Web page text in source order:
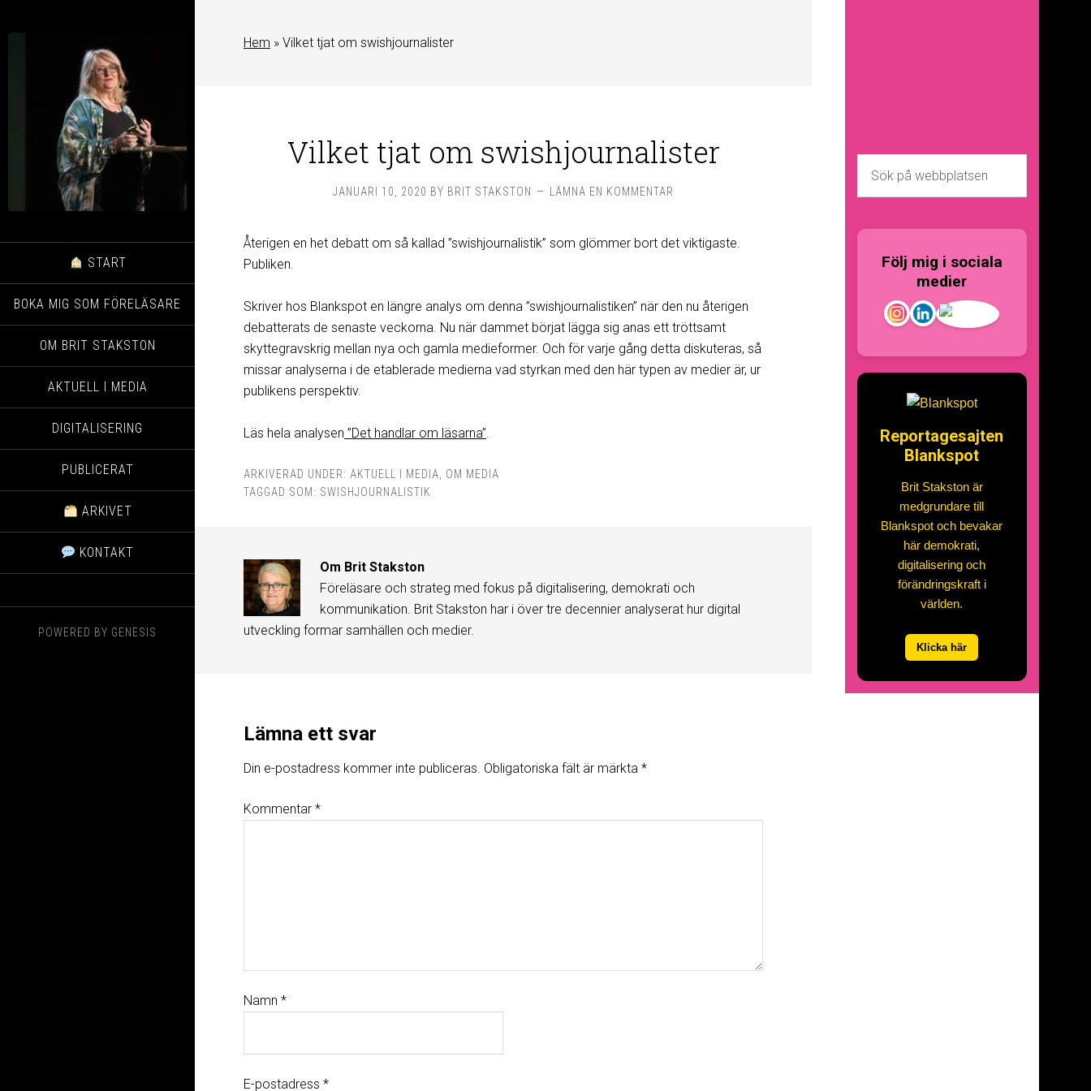
START
BOKA MIG SOM FÖRELÄSARE
OM BRIT STAKSTON
AKTUELL I MEDIA
DIGITALISERING
PUBLICERAT
ARKIVET
KONTAKT
POWERED BY GENESIS
Hem » Vilket tjat om swishjournalister
Vilket tjat om swishjournalister
JANUARI 10, 2020 BY BRIT STAKSTON LÄMNA EN KOMMENTAR
Återigen en het debatt om så kallad ”swishjournalistik” som glömmer bort det viktigaste.
Publiken.
Skriver hos Blankspot en längre analys om denna ”swishjournalistiken” när den nu återigen
debatterats de senaste veckorna. Nu när dammet börjat lägga sig anas ett tröttsamt
skyttegravskrig mellan nya och gamla medieformer. Och för varje gång detta diskuteras, så
missar analyserna i de etablerade medierna vad styrkan med den här typen av medier är, ur
publikens perspektiv.
Läs hela analysen ”Det handlar om läsarna”.
ARKIVERAD UNDER: AKTUELL I MEDIA
OM MEDIA
TAGGAD SOM: SWISHJOURNALISTIK
Om Brit Stakston
Föreläsare och strateg med fokus på digitalisering, demokrati och
kommunikation. Brit Stakston har i över tre decennier analyserat hur digital
utveckling formar samhällen och medier.
Lämna ett svar
Din e-postadress kommer inte publiceras. Obligatoriska fält är märkta *
Kommentar *
Namn *
E-postadress *
Följ mig i sociala
medier
Reportagesajten
Blankspot
Brit Stakston är
medgrundare till
Blankspot och bevakar
här demokrati,
digitalisering och
förändringskraft i
världen.
Klicka här